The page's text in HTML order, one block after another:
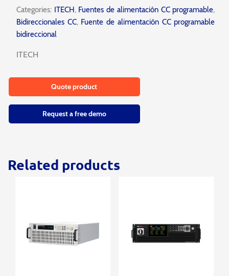
Categories:ITECH, Fuentes de alimentación CC programable,
Bidireccionales CC, Fuente de alimentación CC programable
bidireccional
ITECH
Quote product
Request a free demo
Related products